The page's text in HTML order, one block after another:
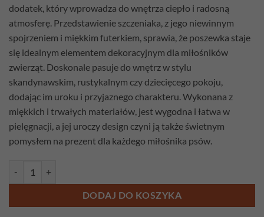
dodatek, który wprowadza do wnętrza ciepło i radosną
atmosferę. Przedstawienie szczeniaka, z jego niewinnym
spojrzeniem i miękkim futerkiem, sprawia, że poszewka staje
się idealnym elementem dekoracyjnym dla miłośników
zwierząt. Doskonale pasuje do wnętrz w stylu
skandynawskim, rustykalnym czy dziecięcego pokoju,
dodając im uroku i przyjaznego charakteru. Wykonana z
miękkich i trwałych materiałów, jest wygodna i łatwa w
pielęgnacji, a jej uroczy design czyni ją także świetnym
pomysłem na prezent dla każdego miłośnika psów.
DODAJ DO KOSZYKA